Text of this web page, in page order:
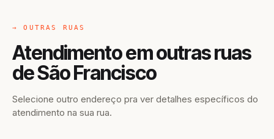
→ OUTRAS RUAS
Atendimento em outras ruas
de São Francisco
Selecione outro endereço pra ver detalhes específicos do
atendimento na sua rua.